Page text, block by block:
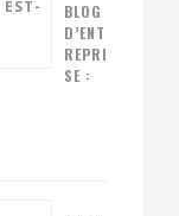
BLOG
D’ENT
REPRI
SE :